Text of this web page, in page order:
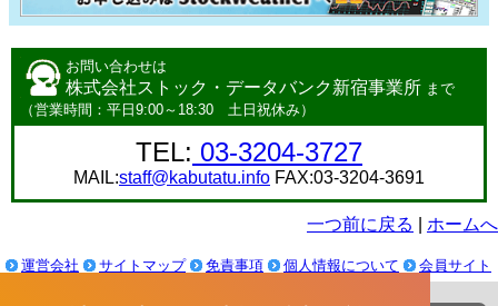
お問い合わせは
株式会社ストック・データバンク新宿事業所 まで
（営業時間：平日9:00～18:30 土日祝休み）
TEL: 03-3204-3727
MAIL:staff@kabutatu.info FAX:03-3204-3691
一つ前に戻る ホームへ
運営会社 サイトマップ 免責事項 個人情報について 会員サイト